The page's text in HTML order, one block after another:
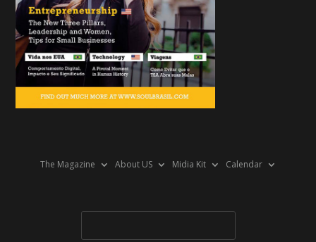
The Magazine About US Midia Kit Calendar